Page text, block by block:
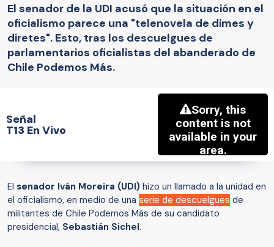
El senador de la UDI acusó que la situación en el
oficialismo parece una "telenovela de dimes y
diretes". Esto, tras los descuelgues de
parlamentarios oficialistas del abanderado de
Chile Podemos Más.
Señal
T13 En Vivo
El senador Iván Moreira (UDI) hizo un llamado a la unidad en
el oficialismo, en medio de una serie de descuelgues de
militantes de Chile Podemos Más de su candidato
presidencial, Sebastián Sichel.